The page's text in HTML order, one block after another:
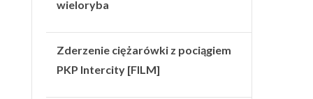
wieloryba
Zderzenie ciężarówki z pociągiem
PKP Intercity [FILM]